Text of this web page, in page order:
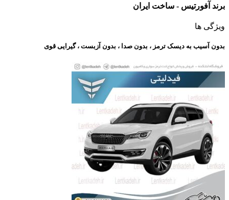
برند آفورتیس - ساخت ایران
ویژگی ها
بدون آسیب به دیسک ترمز ، بدون صدا ، بدون آزبست ، گیرایی قوی​